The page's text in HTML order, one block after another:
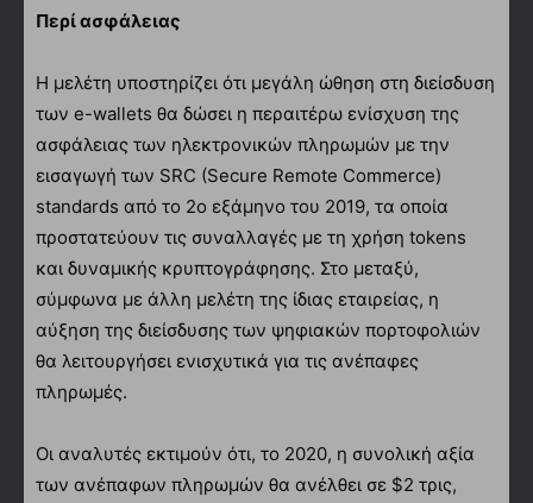
Περί ασφάλειας
Η μελέτη υποστηρίζει ότι μεγάλη ώθηση στη διείσδυση
των e-wallets θα δώσει η περαιτέρω ενίσχυση της
ασφάλειας των ηλεκτρονικών πληρωμών με την
εισαγωγή των SRC (Secure Remote Commerce)
standards από το 2ο εξάμηνο του 2019, τα οποία
προστατεύουν τις συναλλαγές με τη χρήση tokens
και δυναμικής κρυπτογράφησης. Στο μεταξύ,
σύμφωνα με άλλη μελέτη της ίδιας εταιρείας, η
αύξηση της διείσδυσης των ψηφιακών πορτοφολιών
θα λειτουργήσει ενισχυτικά για τις ανέπαφες
πληρωμές.
Οι αναλυτές εκτιμούν ότι, το 2020, η συνολική αξία
των ανέπαφων πληρωμών θα ανέλθει σε $2 τρις,